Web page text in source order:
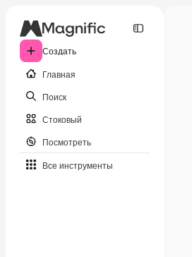
Создать
Главная
Поиск
Стоковый
Посмотреть
Все инструменты